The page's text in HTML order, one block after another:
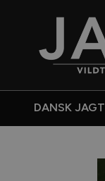
DANSK JAGT